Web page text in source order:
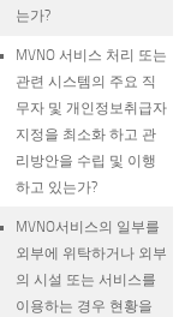
는가?
MVNO 서비스 처리 또는
관련 시스템의 주요 직
무자 및 개인정보취급자
지정을 최소화 하고 관
리방안을 수립 및 이행
하고 있는가?
MVNO서비스의 일부를
외부에 위탁하거나 외부
의 시설 또는 서비스를
이용하는 경우 현황을